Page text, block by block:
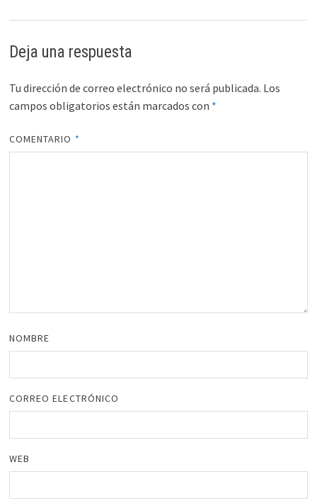
Deja una respuesta
Tu dirección de correo electrónico no será publicada. Los
campos obligatorios están marcados con *
COMENTARIO *
NOMBRE
CORREO ELECTRÓNICO
WEB